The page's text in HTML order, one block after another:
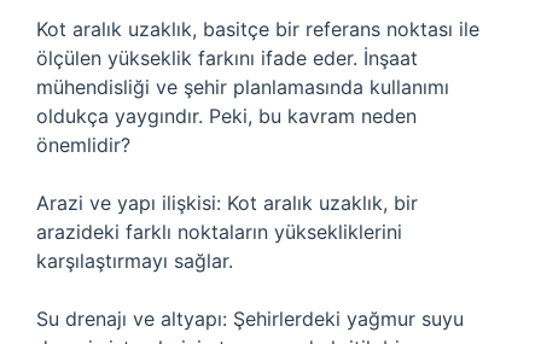
Kot aralık uzaklık, basitçe bir referans noktası ile
ölçülen yükseklik farkını ifade eder. İnşaat
mühendisliği ve şehir planlamasında kullanımı
oldukça yaygındır. Peki, bu kavram neden
önemlidir?
Arazi ve yapı ilişkisi: Kot aralık uzaklık, bir
arazideki farklı noktaların yüksekliklerini
karşılaştırmayı sağlar.
Su drenajı ve altyapı: Şehirlerdeki yağmur suyu